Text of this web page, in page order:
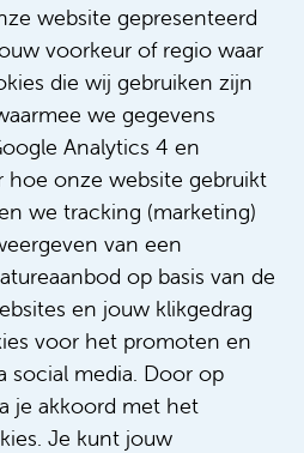
website gepresenteerd
voorkeur of regio waar
die wij gebruiken zijn
we gegevens
Analytics 4 en
hoe onze website gebruikt
we tracking (marketing)
van een
op basis van de
en jouw klikgedrag
voor het promoten en
social media. Door op
je akkoord met het
Je kunt jouw